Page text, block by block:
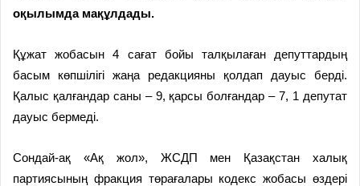
оқылымда мақұлдады.
Құжат жобасын 4 сағат бойы талқылаған депуттардың
басым көпшілігі жаңа редакцияны қолдап дауыс берді.
Қалыс қалғандар саны – 9, қарсы болғандар – 7, 1 депутат
дауыс бермеді.
Сондай-ақ «Ақ жол», ЖСДП мен Қазақстан халық
партиясының фракция төрағалары кодекс жобасы өздері